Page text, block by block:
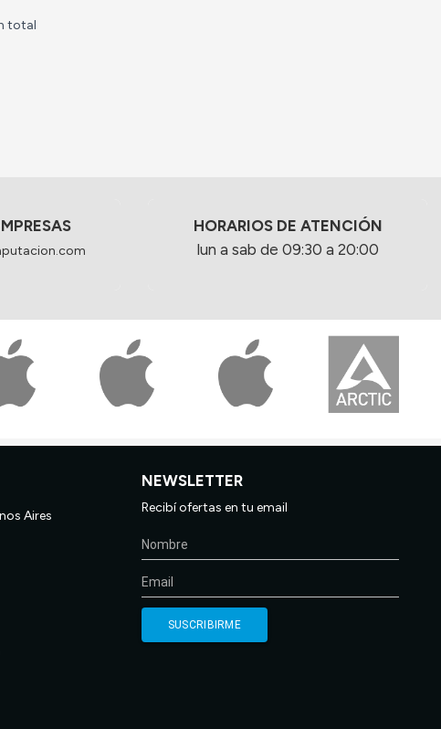
total
HORARIOS DE ATENCIÓN
lun a sab de 09:30 a 20:00
Aires
NEWSLETTER
Recibí ofertas en tu email